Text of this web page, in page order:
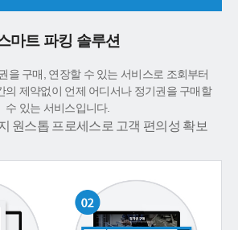
마트 파킹 솔루션
을 구매, 연장할 수 있는 서비스로 조회부터
의 제약없이 언제 어디서나 정기권을 구매할
수 있는 서비스입니다.
원스톱 프로세스로 고객 편의성 확보